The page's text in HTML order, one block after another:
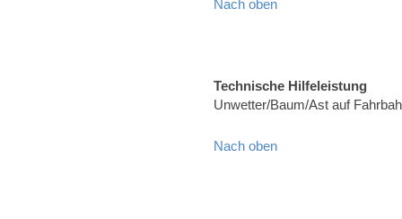
Nach oben
Technische Hilfeleistung
Unwetter/Baum/Ast auf
Nach oben